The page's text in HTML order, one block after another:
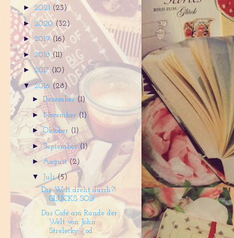
► 2021 (23)
► 2020 (32)
►2019(16)
► 2018(11)
►2017 (10)
▼2016 (28)
►Dezember (1)
►November (1)
►Oktober (1)
►September (1)
►August(2)
▼Juli(5)
Die Welt dreht durch?!
GLÜCKS SOS!
Das Café am Rande der
Welt von John
Strelecky - od...